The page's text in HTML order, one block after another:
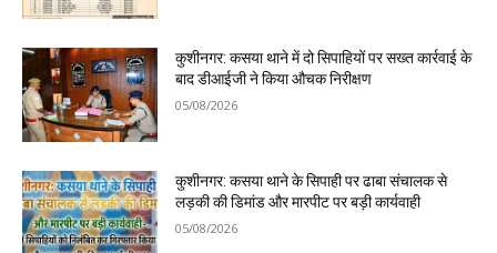
कुशीनगर: कसया थाने में दो सिपाहियों पर सख्त कार्रवाई के
बाद डीआईजी ने किया औचक निरीक्षण
05/08/2026
कुशीनगर: कसया थाने के सिपाही पर ढाबा संचालक से
लड़की की डिमांड और मारपीट पर बड़ी कार्यवाही
05/08/2026